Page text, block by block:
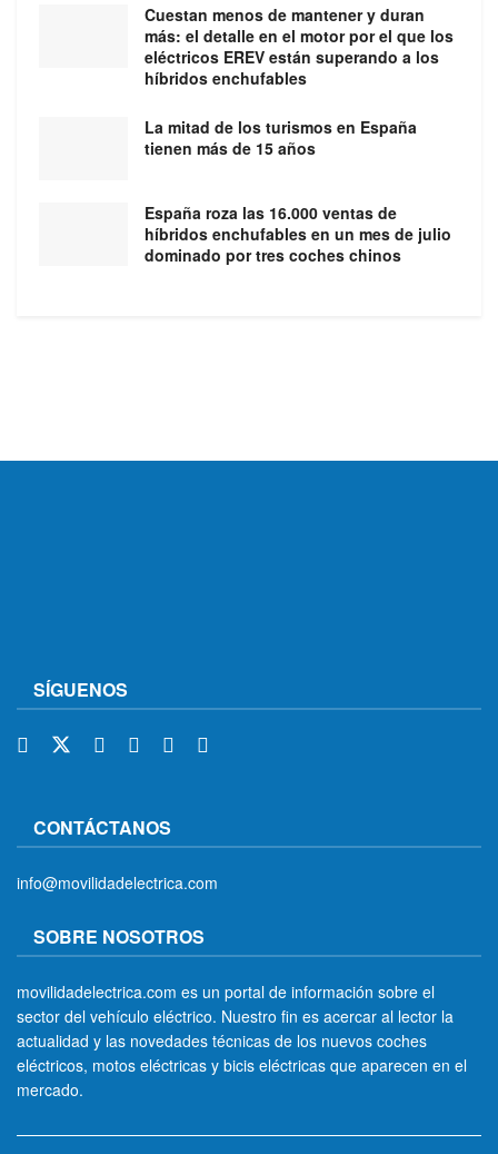
Cuestan menos de mantener y duran
más: el detalle en el motor por el que los
eléctricos EREV están superando a los
híbridos enchufables
La mitad de los turismos en España
tienen más de 15 años
España roza las 16.000 ventas de
híbridos enchufables en un mes de julio
dominado por tres coches chinos
SÍGUENOS
CONTÁCTANOS
info@movilidadelectrica.com
SOBRE NOSOTROS
movilidadelectrica.com es un portal de información sobre el
sector del vehículo eléctrico. Nuestro fin es acercar al lector la
actualidad y las novedades técnicas de los nuevos coches
eléctricos, motos eléctricas y bicis eléctricas que aparecen en el
mercado.